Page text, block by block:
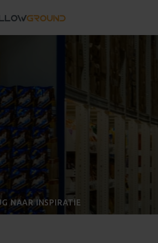
NAAR INSPIRATIE